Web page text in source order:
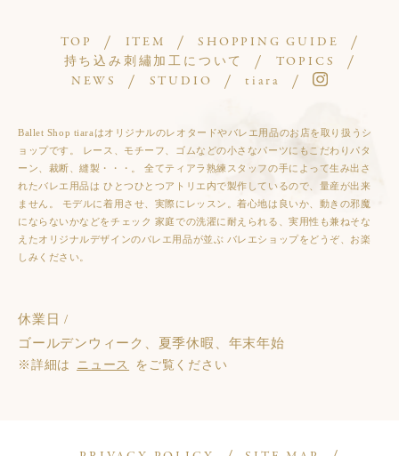
TOP ITEM
SHOPPING GUIDE
持ち込み刺繡加工について
TOPICS
NEWS
STUDIO tiara
Ballet Shop tiaraはオリジナルのレオタードやバレエ用品のお店を取り扱うシ
ョップです。 レース、モチーフ、ゴムなどの小さなパーツにもこだわりパタ
ーン、裁断、縫製・・・。 全てティアラ熟練スタッフの手によって生み出さ
れたバレエ用品は ひとつひとつアトリエ内で製作しているので、量産が出来
ません。 モデルに着用させ、実際にレッスン。着心地は良いか、動きの邪魔
にならないかなどをチェック 家庭での洗濯に耐えられる、実用性も兼ねそな
えたオリジナルデザインのバレエ用品が並ぶ バレエショップをどうぞ、お楽
しみください。
休業日 /
ゴールデンウィーク、夏季休暇、年末年始
※詳細は ニュース をご覧ください